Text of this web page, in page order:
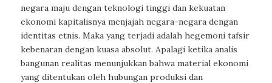
negara maju dengan teknologi tinggi dan kekuatan
ekonomi kapitalisnya menjajah negara-negara dengan
identitas etnis. Maka yang terjadi adalah hegemoni tafsir
kebenaran dengan kuasa absolut. Apalagi ketika analis
bangunan realitas menunjukkan bahwa material ekonomi
yang ditentukan oleh hubungan produksi dan